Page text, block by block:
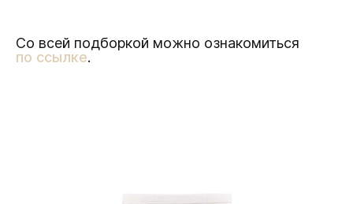
Со всей подборкой можно ознакомиться
по ссылке.